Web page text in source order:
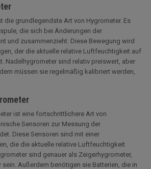
die grundlegendste Art von Hygrometer. Es
die sich bei Änderungen der
und zusammenzieht. Diese Bewegung wird
der die aktuelle relative Luftfeuchtigkeit auf
Nadelhygrometer sind relativ preiswert, aber
müssen sie regelmäßig kalibriert werden,
ist eine fortschrittlichere Art von
Sensoren zur Messung der
Diese Sensoren sind mit einer
die die aktuelle relative Luftfeuchtigkeit
sind genauer als Zeigerhygrometer,
sein. Außerdem benötigen sie Batterien, die in